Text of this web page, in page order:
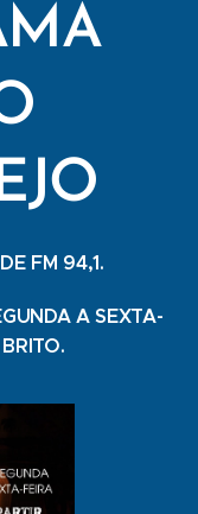
FM 94,1.
A SEXTA-